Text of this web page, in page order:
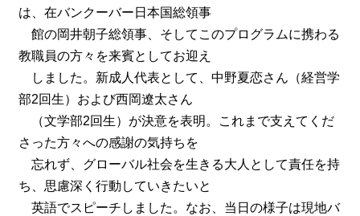
は、在バンクーバー日本国総領事
館の岡井朝子総領事、そしてこのプログラムに携わる
教職員の方々を来賓としてお迎え
しました。新成人代表として、中野夏恋さん（経営学
部2回生）および西岡遼太さん
（文学部2回生）が決意を表明。これまで支えてくだ
さった方々への感謝の気持ちを
忘れず、グローバル社会を生きる大人として責任を持
ち、思慮深く行動していきたいと
英語でスピーチしました。なお、当日の様子は現地バ